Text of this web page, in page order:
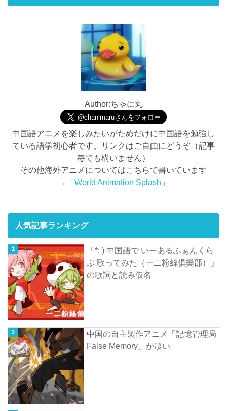
Author:ちゃに丸
中国語アニメを楽しみたいがためだけに中国語を勉強し
ている語学初心者です。リンクはご自由にどうぞ（記事
毎でも構いません）
その他海外アニメについてはこちらで書いています
→「World Animation Splash 」
人気記事ランキング
「*: ) 中国語で いーあるふぁんくら
ぶ 歌ってみた（一二粉絲俱樂部）」
の歌詞と読み仮名
中国の自主製作アニメ「記憶管理局
False Memory」が凄い